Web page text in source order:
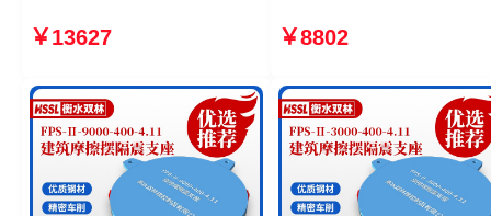
4.11厂家 摩擦摆减隔震支座
支座厂家
￥13627
3.81 摩擦摆隔震支座FPSII-
摆式减震支座生产厂家
￥8802